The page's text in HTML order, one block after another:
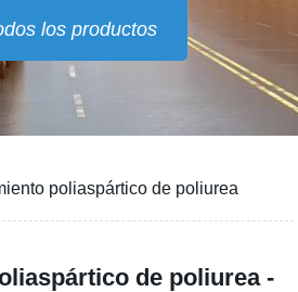
los productos
poliaspártico de poliurea
de poliurea -